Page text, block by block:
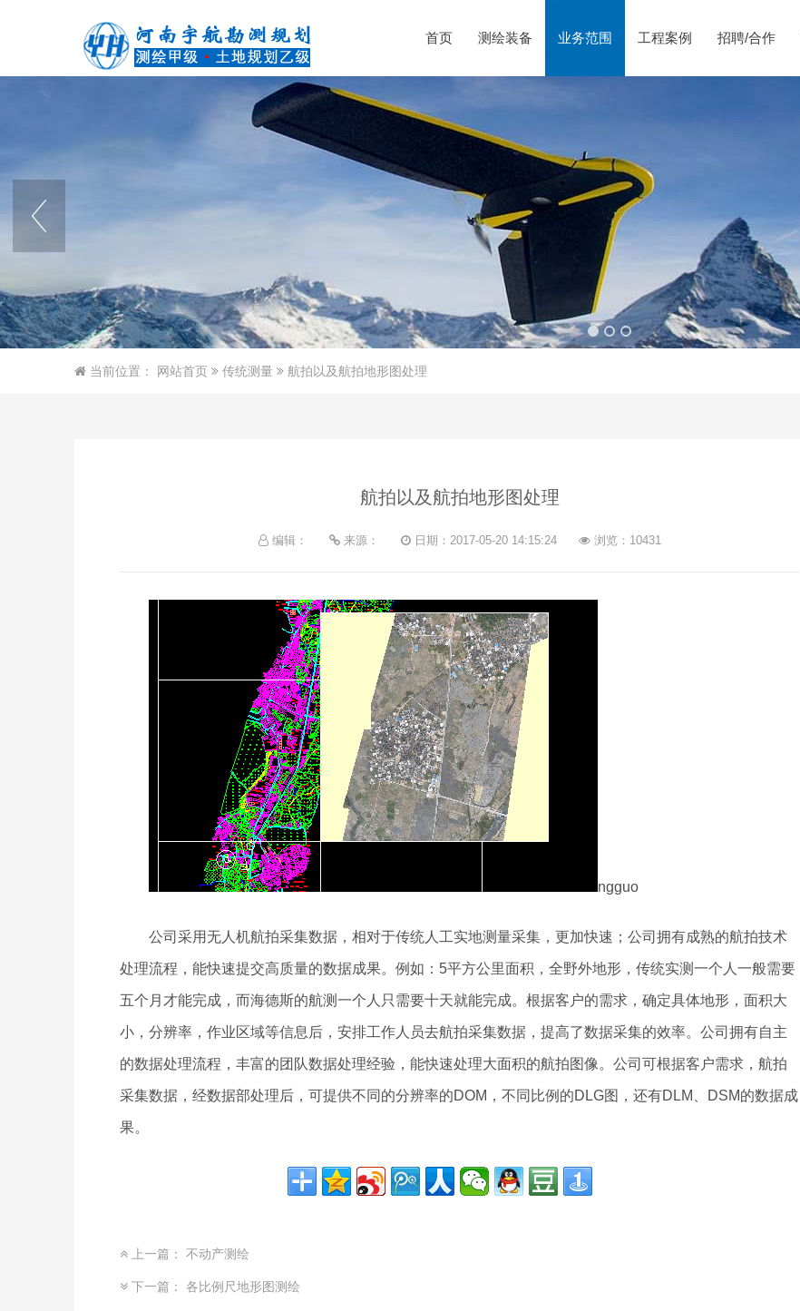
首页 测绘装备 业务范围 工程案例 招聘/合作
当前位置： 网站首页 传统测量 航拍以及航拍地形图处理
航拍以及航拍地形图处理
编辑： 来源： 日期：2017-05-20 14:15:24 浏览：10431
ngguo
公司采用无人机航拍采集数据，相对于传统人工实地测量采集，更加快速；公司拥有成熟的航拍技术
处理流程，能快速提交高质量的数据成果。例如：5平方公里面积，全野外地形，传统实测一个人一般需要
五个月才能完成，而海德斯的航测一个人只需要十天就能完成。根据客户的需求，确定具体地形，面积大
小，分辨率，作业区域等信息后，安排工作人员去航拍采集数据，提高了数据采集的效率。公司拥有自主
的数据处理流程，丰富的团队数据处理经验，能快速处理大面积的航拍图像。公司可根据客户需求，航拍
采集数据，经数据部处理后，可提供不同的分辨率的DOM，不同比例的DLG图，还有DLM、DSM的数据成
果。
上一篇： 不动产测绘
下一篇： 各比例尺地形图测绘